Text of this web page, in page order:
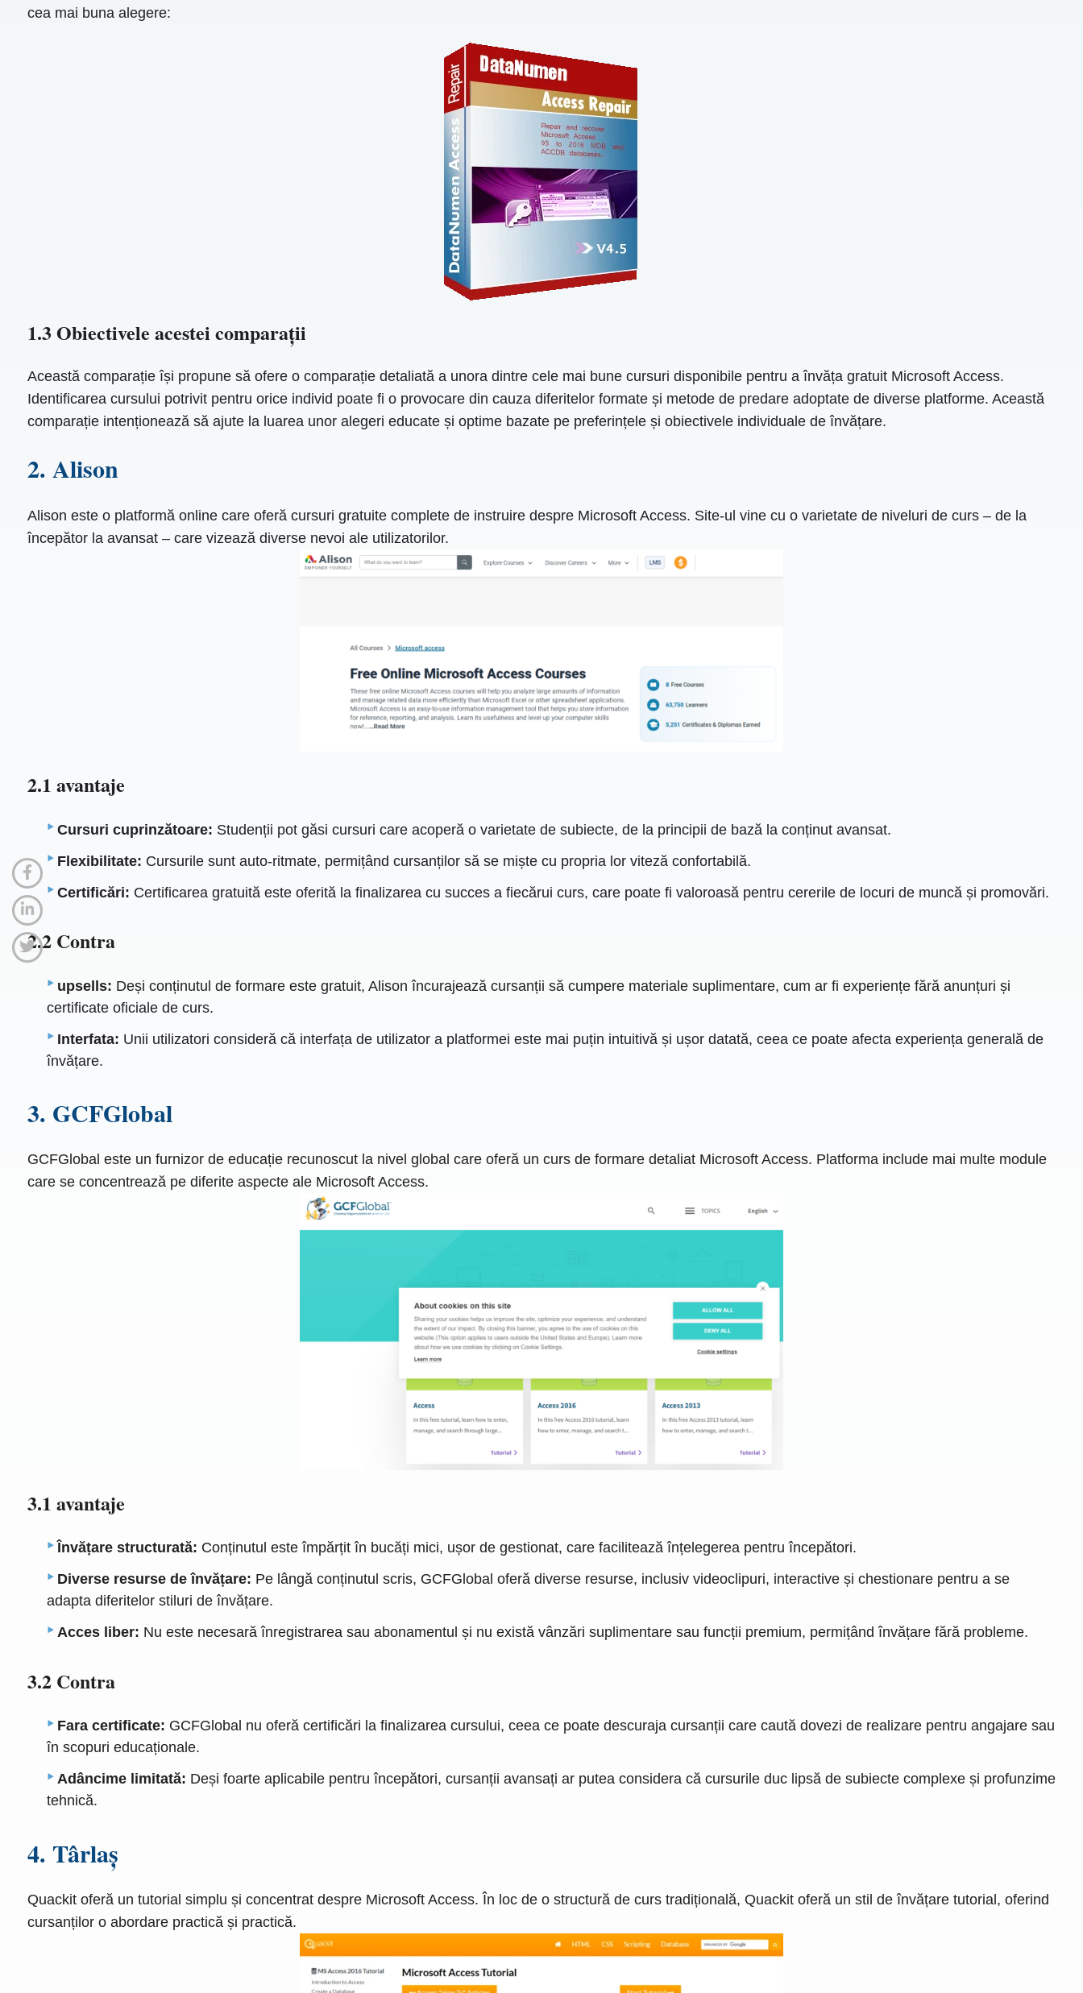
cea mai buna alegere:
1.3 Obiectivele acestei comparații
Această comparație își propune să ofere o comparație detaliată a unora dintre cele mai bune cursuri disponibile pentru a învăța gratuit Microsoft Access.
Identificarea cursului potrivit pentru orice individ poate fi o provocare din cauza diferitelor formate și metode de predare adoptate de diverse platforme. Această
comparație intenționează să ajute la luarea unor alegeri educate și optime bazate pe preferințele și obiectivele individuale de învățare.
2. Alison
Alison este o platformă online care oferă cursuri gratuite complete de instruire despre Microsoft Access. Site-ul vine cu o varietate de niveluri de curs – de la
începător la avansat – care vizează diverse nevoi ale utilizatorilor.
2.1 avantaje
Cursuri cuprinzătoare: Studenții pot găsi cursuri care acoperă o varietate de subiecte, de la principii de bază la conținut avansat.
Flexibilitate: Cursurile sunt auto-ritmate, permițând cursanților să se miște cu propria lor viteză confortabilă.
Certificări: Certificarea gratuită este oferită la finalizarea cu succes a fiecărui curs, care poate fi valoroasă pentru cererile de locuri de muncă și promovări.
2.2 Contra
upsells: Deși conținutul de formare este gratuit, Alison încurajează cursanții să cumpere materiale suplimentare, cum ar fi experiențe fără anunțuri și
certificate oficiale de curs.
Interfata: Unii utilizatori consideră că interfața de utilizator a platformei este mai puțin intuitivă și ușor datată, ceea ce poate afecta experiența generală de
învățare.
3. GCFGlobal
GCFGlobal este un furnizor de educație recunoscut la nivel global care oferă un curs de formare detaliat Microsoft Access. Platforma include mai multe module
care se concentrează pe diferite aspecte ale Microsoft Access.
3.1 avantaje
Învățare structurată: Conținutul este împărțit în bucăți mici, ușor de gestionat, care facilitează înțelegerea pentru începători.
Diverse resurse de învățare: Pe lângă conținutul scris, GCFGlobal oferă diverse resurse, inclusiv videoclipuri, interactive și chestionare pentru a se
adapta diferitelor stiluri de învățare.
Acces liber: Nu este necesară înregistrarea sau abonamentul și nu există vânzări suplimentare sau funcții premium, permițând învățare fără probleme.
3.2 Contra
Fara certificate: GCFGlobal nu oferă certificări la finalizarea cursului, ceea ce poate descuraja cursanții care caută dovezi de realizare pentru angajare sau
în scopuri educaționale.
Adâncime limitată: Deși foarte aplicabile pentru începători, cursanții avansați ar putea considera că cursurile duc lipsă de subiecte complexe și profunzime
tehnică.
4. Târlaş
Quackit oferă un tutorial simplu și concentrat despre Microsoft Access. În loc de o structură de curs tradițională, Quackit oferă un stil de învățare tutorial, oferind
cursanților o abordare practică și practică.